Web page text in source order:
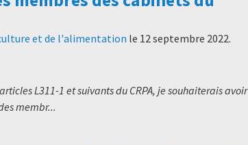
et de l'alimentation le 12 septembre 2022.
L311-1 et suivants du CRPA, je souhaiterais avoir
membr...